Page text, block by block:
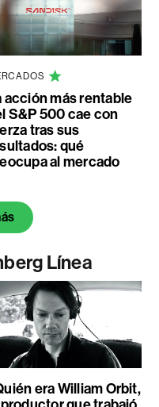
acción más rentable
S&P 500 cae con
tras sus
qué
al mercado
Línea
era William Orbit,